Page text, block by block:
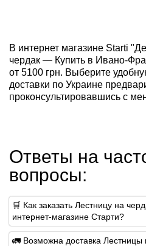
В интернет магазине Starti
чердак — Купить в Ивано-
от 5100 грн. Выберите
доставки по Украине
проконсультировавшись с
Ответы на
вопросы:
🛒 Как заказать Лестницу на
интернет-магазине Старти?
🚛 Возможна доставка